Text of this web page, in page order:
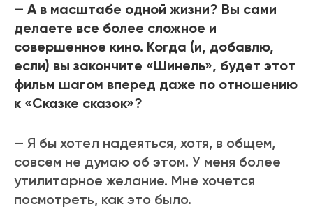
— А в масштабе одной жизни? Вы сами
делаете все более сложное и
совершенное кино. Когда (и, добавлю,
если) вы закончите «Шинель», будет этот
фильм шагом вперед даже по отношению
к «Сказке сказок»?
— Я бы хотел надеяться, хотя, в общем,
совсем не думаю об этом. У меня более
утилитарное желание. Мне хочется
посмотреть, как это было.